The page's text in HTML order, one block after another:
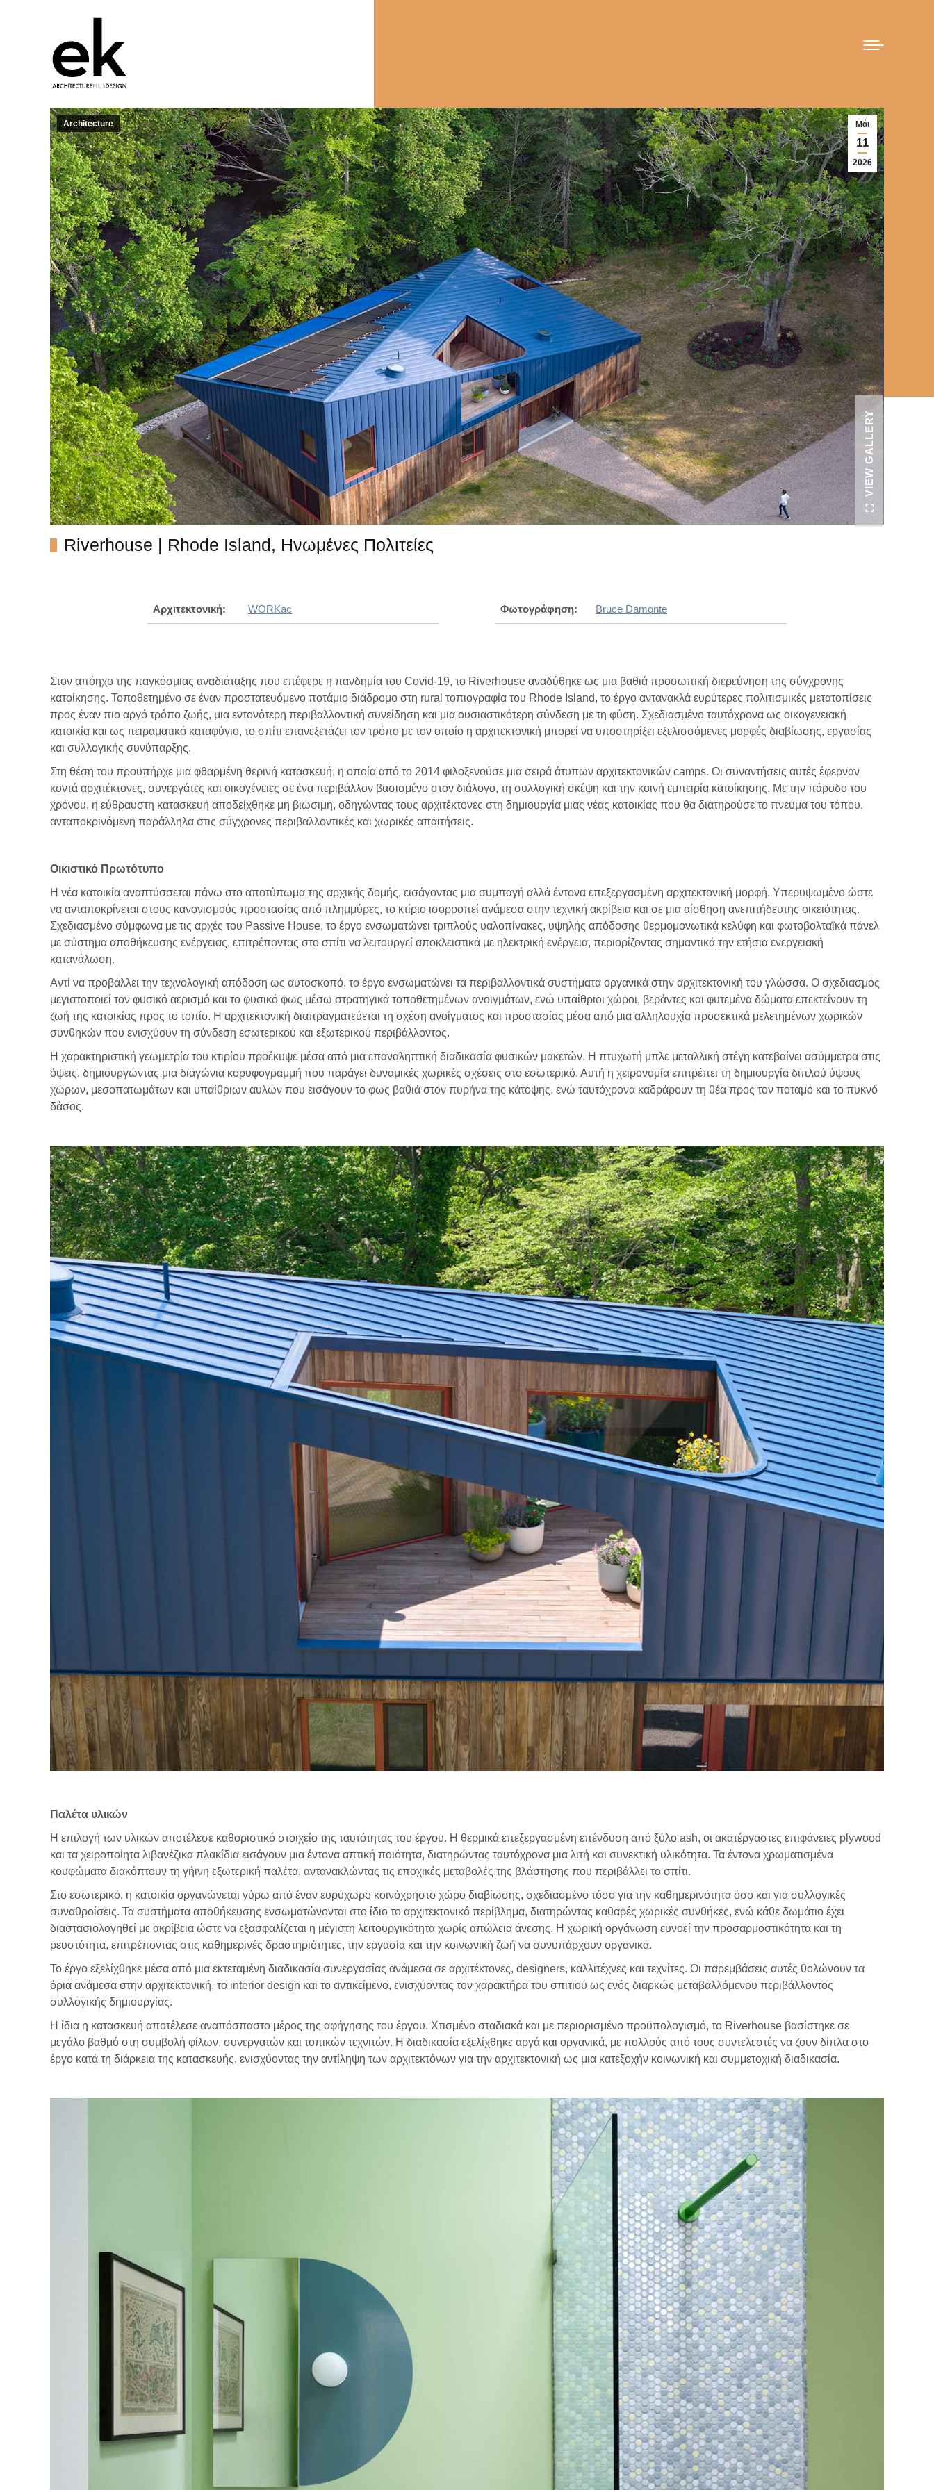
Μάι
11
2026
Architecture
VIEW GALLERY
Riverhouse | Rhode Island, Ηνωμένες Πολιτείες
Αρχιτεκτονική: WORKac Φωτογράφηση: Bruce Damonte
Στον απόηχο της παγκόσμιας αναδιάταξης που επέφερε η πανδημία του Covid-19, το Riverhouse αναδύθηκε ως μια βαθιά προσωπική διερεύνηση της σύγχρονης
κατοίκησης. Τοποθετημένο σε έναν προστατευόμενο ποτάμιο διάδρομο στη rural τοπιογραφία του Rhode Island, το έργο αντανακλά ευρύτερες πολιτισμικές μετατοπίσεις
προς έναν πιο αργό τρόπο ζωής, μια εντονότερη περιβαλλοντική συνείδηση και μια ουσιαστικότερη σύνδεση με τη φύση. Σχεδιασμένο ταυτόχρονα ως οικογενειακή
κατοικία και ως πειραματικό καταφύγιο, το σπίτι επανεξετάζει τον τρόπο με τον οποίο η αρχιτεκτονική μπορεί να υποστηρίξει εξελισσόμενες μορφές διαβίωσης, εργασίας
και συλλογικής συνύπαρξης.
Στη θέση του προϋπήρχε μια φθαρμένη θερινή κατασκευή, η οποία από το 2014 φιλοξενούσε μια σειρά άτυπων αρχιτεκτονικών camps. Οι συναντήσεις αυτές έφερναν
κοντά αρχιτέκτονες, συνεργάτες και οικογένειες σε ένα περιβάλλον βασισμένο στον διάλογο, τη συλλογική σκέψη και την κοινή εμπειρία κατοίκησης. Με την πάροδο του
χρόνου, η εύθραυστη κατασκευή αποδείχθηκε μη βιώσιμη, οδηγώντας τους αρχιτέκτονες στη δημιουργία μιας νέας κατοικίας που θα διατηρούσε το πνεύμα του τόπου,
ανταποκρινόμενη παράλληλα στις σύγχρονες περιβαλλοντικές και χωρικές απαιτήσεις.
Οικιστικό Πρωτότυπο
Η νέα κατοικία αναπτύσσεται πάνω στο αποτύπωμα της αρχικής δομής, εισάγοντας μια συμπαγή αλλά έντονα επεξεργασμένη αρχιτεκτονική μορφή. Υπερυψωμένο ώστε
να ανταποκρίνεται στους κανονισμούς προστασίας από πλημμύρες, το κτίριο ισορροπεί ανάμεσα στην τεχνική ακρίβεια και σε μια αίσθηση ανεπιτήδευτης οικειότητας.
Σχεδιασμένο σύμφωνα με τις αρχές του Passive House, το έργο ενσωματώνει τριπλούς υαλοπίνακες, υψηλής απόδοσης θερμομονωτικά κελύφη και φωτοβολταϊκά πάνελ
με σύστημα αποθήκευσης ενέργειας, επιτρέποντας στο σπίτι να λειτουργεί αποκλειστικά με ηλεκτρική ενέργεια, περιορίζοντας σημαντικά την ετήσια ενεργειακή
κατανάλωση.
Αντί να προβάλλει την τεχνολογική απόδοση ως αυτοσκοπό, το έργο ενσωματώνει τα περιβαλλοντικά συστήματα οργανικά στην αρχιτεκτονική του γλώσσα. Ο σχεδιασμός
μεγιστοποιεί τον φυσικό αερισμό και το φυσικό φως μέσω στρατηγικά τοποθετημένων ανοιγμάτων, ενώ υπαίθριοι χώροι, βεράντες και φυτεμένα δώματα επεκτείνουν τη
ζωή της κατοικίας προς το τοπίο. Η αρχιτεκτονική διαπραγματεύεται τη σχέση ανοίγματος και προστασίας μέσα από μια αλληλουχία προσεκτικά μελετημένων χωρικών
συνθηκών που ενισχύουν τη σύνδεση εσωτερικού και εξωτερικού περιβάλλοντος.
Η χαρακτηριστική γεωμετρία του κτιρίου προέκυψε μέσα από μια επαναληπτική διαδικασία φυσικών μακετών. Η πτυχωτή μπλε μεταλλική στέγη κατεβαίνει ασύμμετρα στις
όψεις, δημιουργώντας μια διαγώνια κορυφογραμμή που παράγει δυναμικές χωρικές σχέσεις στο εσωτερικό. Αυτή η χειρονομία επιτρέπει τη δημιουργία διπλού ύψους
χώρων, μεσοπατωμάτων και υπαίθριων αυλών που εισάγουν το φως βαθιά στον πυρήνα της κάτοψης, ενώ ταυτόχρονα καδράρουν τη θέα προς τον ποταμό και το πυκνό
δάσος.
Παλέτα υλικών
Η επιλογή των υλικών αποτέλεσε καθοριστικό στοιχείο της ταυτότητας του έργου. Η θερμικά επεξεργασμένη επένδυση από ξύλο ash, οι ακατέργαστες επιφάνειες plywood
και τα χειροποίητα λιβανέζικα πλακίδια εισάγουν μια έντονα απτική ποιότητα, διατηρώντας ταυτόχρονα μια λιτή και συνεκτική υλικότητα. Τα έντονα χρωματισμένα
κουφώματα διακόπτουν τη γήινη εξωτερική παλέτα, αντανακλώντας τις εποχικές μεταβολές της βλάστησης που περιβάλλει το σπίτι.
Στο εσωτερικό, η κατοικία οργανώνεται γύρω από έναν ευρύχωρο κοινόχρηστο χώρο διαβίωσης, σχεδιασμένο τόσο για την καθημερινότητα όσο και για συλλογικές
συναθροίσεις. Τα συστήματα αποθήκευσης ενσωματώνονται στο ίδιο το αρχιτεκτονικό περίβλημα, διατηρώντας καθαρές χωρικές συνθήκες, ενώ κάθε δωμάτιο έχει
διαστασιολογηθεί με ακρίβεια ώστε να εξασφαλίζεται η μέγιστη λειτουργικότητα χωρίς απώλεια άνεσης. Η χωρική οργάνωση ευνοεί την προσαρμοστικότητα και τη
ρευστότητα, επιτρέποντας στις καθημερινές δραστηριότητες, την εργασία και την κοινωνική ζωή να συνυπάρχουν οργανικά.
Το έργο εξελίχθηκε μέσα από μια εκτεταμένη διαδικασία συνεργασίας ανάμεσα σε αρχιτέκτονες, designers, καλλιτέχνες και τεχνίτες. Οι παρεμβάσεις αυτές θολώνουν τα
όρια ανάμεσα στην αρχιτεκτονική, το interior design και το αντικείμενο, ενισχύοντας τον χαρακτήρα του σπιτιού ως ενός διαρκώς μεταβαλλόμενου περιβάλλοντος
συλλογικής δημιουργίας.
Η ίδια η κατασκευή αποτέλεσε αναπόσπαστο μέρος της αφήγησης του έργου. Χτισμένο σταδιακά και με περιορισμένο προϋπολογισμό, το Riverhouse βασίστηκε σε
μεγάλο βαθμό στη συμβολή φίλων, συνεργατών και τοπικών τεχνιτών. Η διαδικασία εξελίχθηκε αργά και οργανικά, με πολλούς από τους συντελεστές να ζουν δίπλα στο
έργο κατά τη διάρκεια της κατασκευής, ενισχύοντας την αντίληψη των αρχιτεκτόνων για την αρχιτεκτονική ως μια κατεξοχήν κοινωνική και συμμετοχική διαδικασία.